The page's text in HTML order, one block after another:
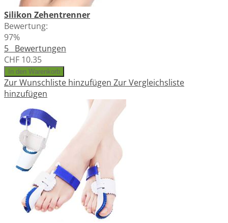
Silikon Zehentrenner
Bewertung:
97%
5 Bewertungen
CHF 10.35
In den Warenkorb
Zur Wunschliste hinzufügen Zur Vergleichsliste
hinzufügen